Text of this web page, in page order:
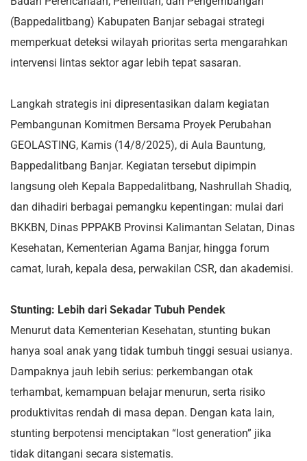
(Bappedalitbang) Kabupaten Banjar sebagai strategi
memperkuat deteksi wilayah prioritas serta mengarahkan
intervensi lintas sektor agar lebih tepat sasaran.
Langkah strategis ini dipresentasikan dalam kegiatan
Pembangunan Komitmen Bersama Proyek Perubahan
GEOLASTING, Kamis (14/8/2025), di Aula Bauntung,
Bappedalitbang Banjar. Kegiatan tersebut dipimpin
langsung oleh Kepala Bappedalitbang, Nashrullah Shadiq,
dan dihadiri berbagai pemangku kepentingan: mulai dari
BKKBN, Dinas PPPAKB Provinsi Kalimantan Selatan, Dinas
Kesehatan, Kementerian Agama Banjar, hingga forum
camat, lurah, kepala desa, perwakilan CSR, dan akademisi.
Stunting: Lebih dari Sekadar Tubuh Pendek
Menurut data Kementerian Kesehatan, stunting bukan
hanya soal anak yang tidak tumbuh tinggi sesuai usianya.
Dampaknya jauh lebih serius: perkembangan otak
terhambat, kemampuan belajar menurun, serta risiko
produktivitas rendah di masa depan. Dengan kata lain,
stunting berpotensi menciptakan “lost generation” jika
tidak ditangani secara sistematis.